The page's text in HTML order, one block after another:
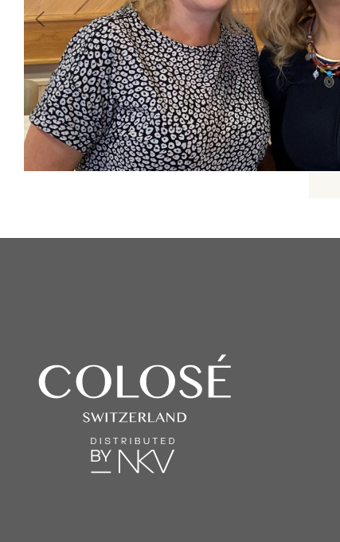
Previous